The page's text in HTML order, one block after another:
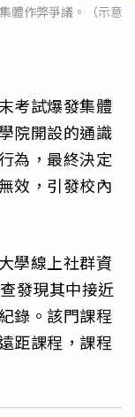
體作弊爭議。（示意
考試爆發集體
院開設的通識
為，最終決定
效，引發校內
學線上社群資
發現其中接近
錄。該門課程
距課程，課程